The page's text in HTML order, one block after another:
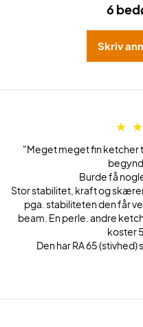
6
Skriv
"Meget meget fin ketcher
Burde få
Stor stabilitet, kraft og
pga. stabiliteten den får
beam. En perle. andre
koster
Den har RA 65